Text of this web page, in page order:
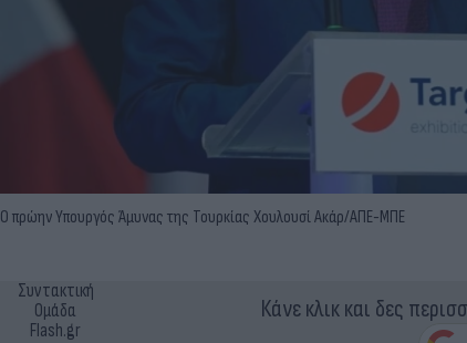
Ο πρώην Υπουργός Άμυνας της Τουρκίας Χουλουσί Ακάρ/ΑΠΕ-ΜΠΕ
Συντακτική
Ομάδα
Flash.gr
Κάνε κλικ και δες